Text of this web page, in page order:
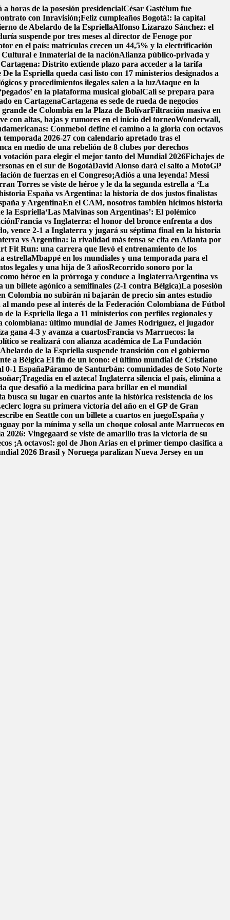
horas de la posesión presidencialCésar Gastélum fue
con Inravisión¡Feliz cumpleaños Bogotá!: la capital
de Abelardo de la EspriellaAlfonso Lizarazo Sánchez: el
suspende por tres meses al director de Fenoge por
en el país: matrículas crecen un 44,5% y la electrificación
e Inmaterial de la naciónAlianza público-privada y
Distrito extiende plazo para acceder a la tarifa
De la Espriella queda casi listo con 17 ministerios designados a
y procedimientos ilegales salen a la luzAtaque en la
en la plataforma musical globalCali se prepara para
en CartagenaCartagena es sede de rueda de negocios
de Colombia en la Plaza de BolívarFiltración masiva en
con altas, bajas y rumores en el inicio del torneoWonderwall,
Conmebol define el camino a la gloria con octavos
temporada 2026-27 con calendario apretado tras el
en medio de una rebelión de 8 clubes por derechos
votación para elegir el mejor tanto del Mundial 2026Fichajes de
en el sur de BogotáDavid Alonso dará el salto a MotoGP
de fuerzas en el Congreso¡Adiós a una leyenda! Messi
Torres se viste de héroe y le da la segunda estrella a ‘La
España vs Argentina: la historia de dos justos finalistas
y ArgentinaEn el CAM, nosotros también hicimos historia
la Espriella‘Las Malvinas son Argentinas’: El polémico
Francia vs Inglaterra: el honor del bronce enfrenta a dos
vence 2-1 a Inglaterra y jugará su séptima final en la historia
vs Argentina: la rivalidad más tensa se cita en Atlanta por
Fit Run: una carrera que llevó el entrenamiento de los
estrellaMbappé en los mundiales y una temporada para el
legales y una hija de 3 añosRecorrido sonoro por la
héroe en la prórroga y conduce a InglaterraArgentina vs
billete agónico a semifinales (2-1 contra Bélgica)La posesión
Colombia no subirán ni bajarán de precio sin antes estudio
mando pese al interés de la Federación Colombiana de Fútbol
la Espriella llega a 11 ministerios con perfiles regionales y
colombiana: último mundial de James Rodríguez, el jugador
gana 4-3 y avanza a cuartosFrancia vs Marruecos: la
se realizará con alianza académica de La Fundación
de la Espriella suspende transición con el gobierno
a Bélgica El fin de un ícono: el último mundial de Cristiano
0-1 EspañaPáramo de Santurbán: comunidades de Soto Norte
¡Tragedia en el azteca! Inglaterra silencia el país, elimina a
que desafió a la medicina para brillar en el mundial
busca su lugar en cuartos ante la histórica resistencia de los
logra su primera victoria del año en el GP de Gran
en Seattle con un billete a cuartos en juegoEspaña y
por la mínima y sella un choque colosal ante Marruecos en
2026: Vingegaard se viste de amarillo tras la victoria de su
¡A octavos!: gol de Jhon Arias en el primer tiempo clasifica a
2026 Brasil y Noruega paralizan Nueva Jersey en un